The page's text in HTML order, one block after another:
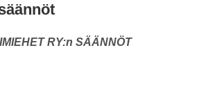
RY:n SÄÄNNÖT